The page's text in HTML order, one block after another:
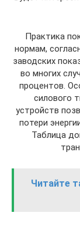
Практика
нормам,
заводских
во многих
процентов.
силового
устройств
потери
Таблица
Читайте